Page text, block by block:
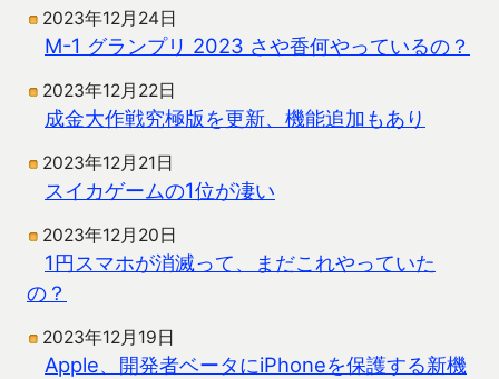
2023年12月24日
M-1 グランプリ 2023 さや香何やっているの？
2023年12月22日
成金大作戦究極版を更新、機能追加もあり
2023年12月21日
スイカゲームの1位が凄い
2023年12月20日
1円スマホが消滅って、まだこれやっていた
の？
2023年12月19日
Apple、開発者ベータにiPhoneを保護する新機